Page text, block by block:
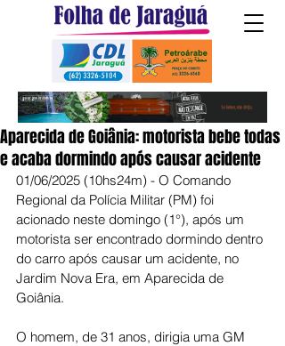
Aparecida de Goiânia: motorista bebe todas
e acaba dormindo após causar acidente
01/06/2025 (10hs24m) - O Comando
Regional da Polícia Militar (PM) foi
acionado neste domingo (1°), após um
motorista ser encontrado dormindo dentro
do carro após causar um acidente, no
Jardim Nova Era, em Aparecida de
Goiânia.
O homem, de 31 anos, dirigia uma GM